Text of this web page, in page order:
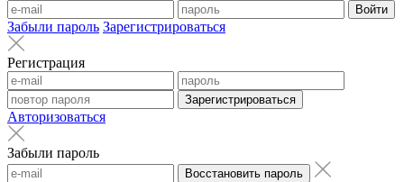
Войти
Забыли пароль Зарегистрироваться
Регистрация
Зарегистрироваться
Авторизоваться
Забыли пароль
Восстановить пароль